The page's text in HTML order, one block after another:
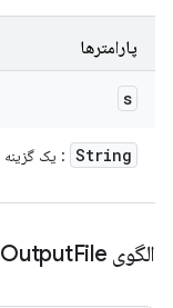
پارامترها
s
String : یک گزینه JVM.
الگوی add OutputFile